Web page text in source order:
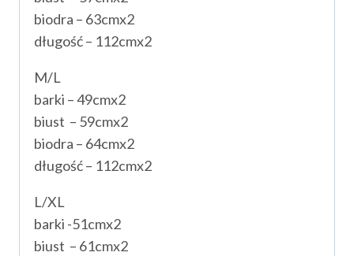
biodra – 63cmx2
długość – 112cmx2
M/L
barki – 49cmx2
biust – 59cmx2
biodra – 64cmx2
długość – 112cmx2
L/XL
barki -51cmx2
biust – 61cmx2